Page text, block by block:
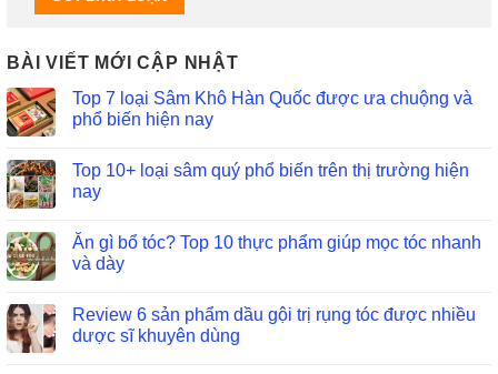
BÀI VIẾT MỚI CẬP NHẬT
Top 7 loại Sâm Khô Hàn Quốc được ưa chuộng và
phổ biến hiện nay
Top 10+ loại sâm quý phổ biến trên thị trường hiện
nay
Ăn gì bổ tóc? Top 10 thực phẩm giúp mọc tóc nhanh
và dày
Review 6 sản phẩm dầu gội trị rụng tóc được nhiều
dược sĩ khuyên dùng